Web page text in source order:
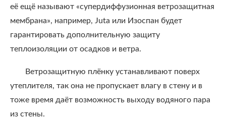
её ещё называют «супердиффузионная ветрозащитная
мембрана», например, Juta или Изоспан будет
гарантировать дополнительную защиту
теплоизоляции от осадков и ветра.
Ветрозащитную плёнку устанавливают поверх
утеплителя, так она не пропускает влагу в стену и в
тоже время даёт возможность выходу водяного пара
из стены.